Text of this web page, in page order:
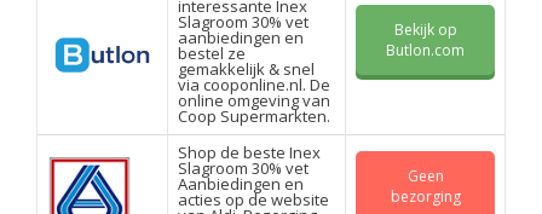
interessante Inex
Slagroom 30% vet
aanbiedingen en
bestel ze
gemakkelijk & snel
via cooponline.nl. De
online omgeving van
Coop Supermarkten.
Bekijk op
Butlon.com
Shop de beste Inex
Slagroom 30% vet
Aanbiedingen en
acties op de website
Geen
bezorging